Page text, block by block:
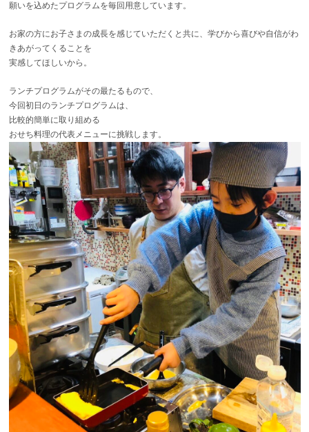
願いを込めたプログラムを毎回用意しています。
お家の方にお子さまの成長を感じていただくと共に、学びから喜びや自信がわ
きあがってくることを
実感してほしいから。
ランチプログラムがその最たるもので、
今回初日のランチプログラムは、
比較的簡単に取り組める
おせち料理の代表メニューに挑戦します。